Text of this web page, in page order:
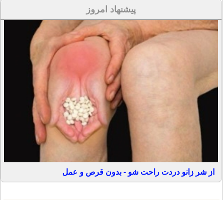
پیشنهاد امروز
از شر زانو دردت راحت شو - بدون قرص و عمل